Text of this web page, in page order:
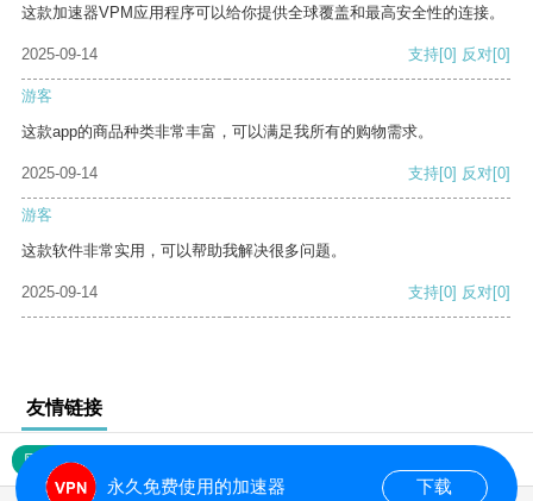
这款加速器VPM应用程序可以给你提供全球覆盖和最高安全性的连接。
2025-09-14 支持[0] 反对[0]
游客
这款app的商品种类非常丰富，可以满足我所有的购物需求。
2025-09-14 支持[0] 反对[0]
游客
这款软件非常实用，可以帮助我解决很多问题。
2025-09-14 支持[0] 反对[0]
友情链接
网站地图
永久免费使用的加速器 下载